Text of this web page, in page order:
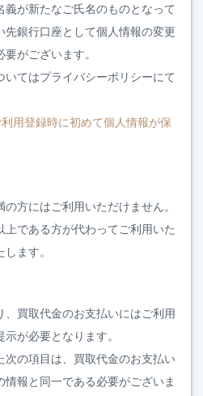
義が新たなご氏名のものとなって
先銀行口座として個人情報の変更
がございます。
てはプライバシーポリシーにて
用登録時に初めて個人情報が保
方にはご利用いただけません。
上である方が代わってご利用いた
ます。
、買取代金のお支払いにはご利用
が必要となります。
次の項目は、買取代金のお支払い
報と同一である必要がございま